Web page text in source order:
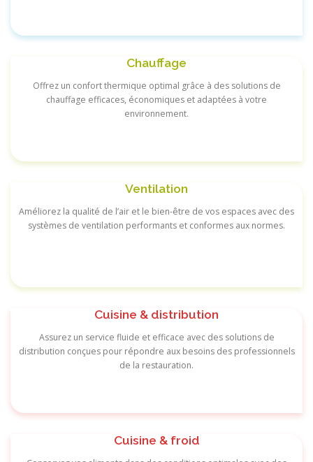
Chauffage
Offrez un confort thermique optimal grâce à des solutions de
chauffage efficaces, économiques et adaptées à votre
environnement.
Ventilation
Améliorez la qualité de l’air et le bien-être de vos espaces avec des
systèmes de ventilation performants et conformes aux normes.
Cuisine & distribution
Assurez un service fluide et efficace avec des solutions de
distribution conçues pour répondre aux besoins des professionnels
de la restauration.
Cuisine & froid